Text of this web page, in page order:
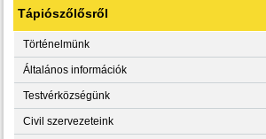
Tápiószőlősről
Történelmünk
Általános információk
Testvérközségünk
Civil szervezeteink